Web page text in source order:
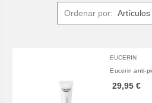
Ordenar por:
EUCERIN
Eucerin anti-
29,95 €